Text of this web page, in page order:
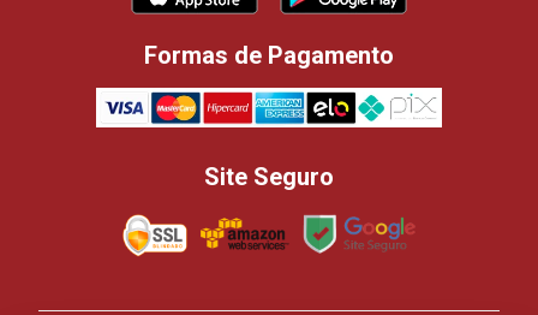
Formas de Pagamento
Site Seguro